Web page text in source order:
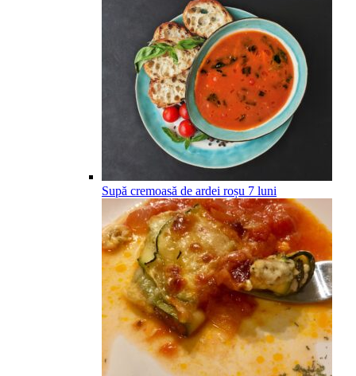
Supă cremoasă de ardei roșu 7 luni